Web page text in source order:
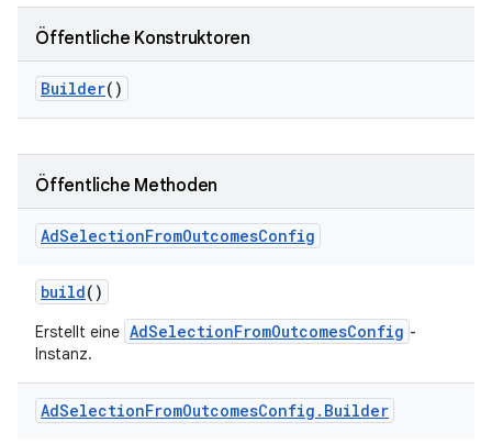
Öffentliche Konstruktoren
Builder()
Öffentliche Methoden
AdSelectionFromOutcomesConfig
build()
Erstellt eine AdSelectionFromOutcomesConfig -
Instanz.
AdSelectionFromOutcomesConfig . Builder